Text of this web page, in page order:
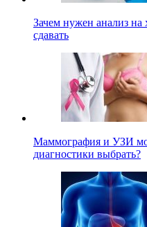
Зачем нужен анализ на
сдавать
Маммография и УЗИ
диагностики выбрать?